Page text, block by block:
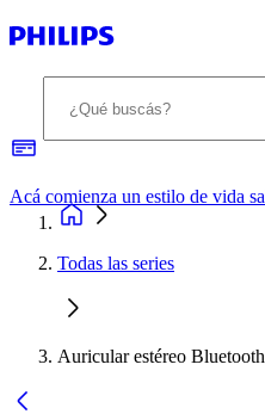
Todas las series
Auricular estéreo Bluetooth